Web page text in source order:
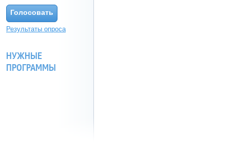
Голосовать
Результаты опроса
НУЖНЫЕ
ПРОГРАММЫ